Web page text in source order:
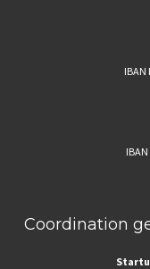
IBAN
Coordination